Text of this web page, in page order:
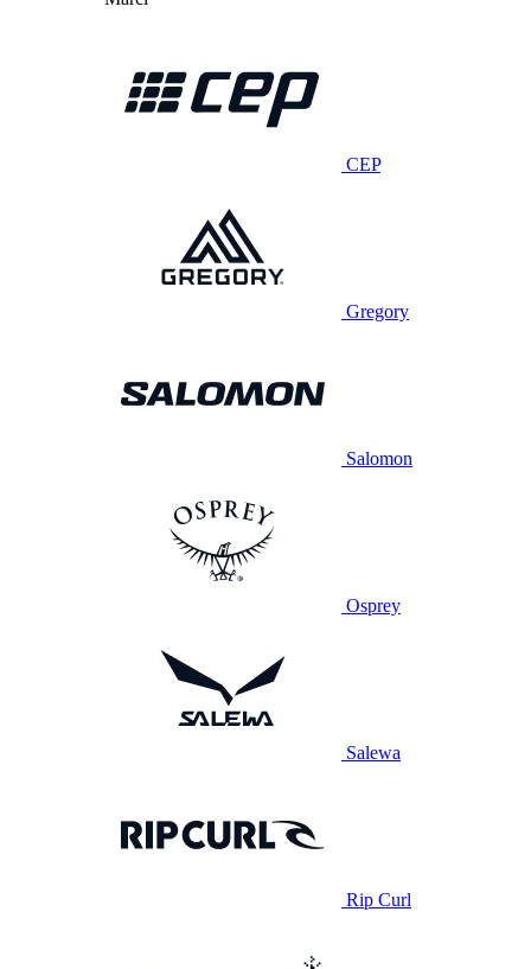
CEP
Gregory
Salomon
Osprey
Salewa
Rip Curl